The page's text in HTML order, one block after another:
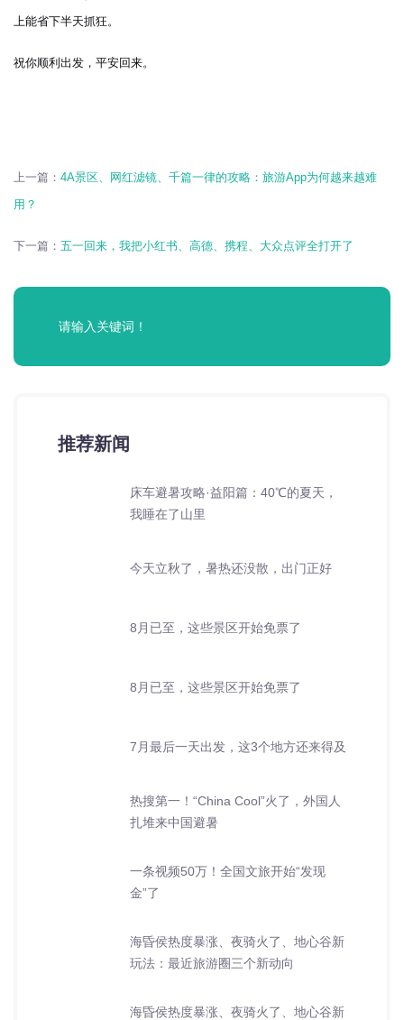
上能省下半天抓狂。
祝你顺利出发，平安回来。
上一篇： 4A景区、网红滤镜、千篇一律的攻略：旅游App为何越来越难
用？
下一篇： 五一回来，我把小红书、高德、携程、大众点评全打开了
推荐新闻
床车避暑攻略·益阳篇：40℃的夏天，
我睡在了山里
今天立秋了，暑热还没散，出门正好
8月已至，这些景区开始免票了
8月已至，这些景区开始免票了
7月最后一天出发，这3个地方还来得及
热搜第一！“China Cool”火了，外国人
扎堆来中国避暑
一条视频50万！全国文旅开始“发现
金”了
海昏侯热度暴涨、夜骑火了、地心谷新
玩法：最近旅游圈三个新动向
海昏侯热度暴涨、夜骑火了、地心谷新